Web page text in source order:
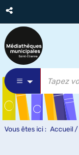
Vous êtes ici : Accueil /